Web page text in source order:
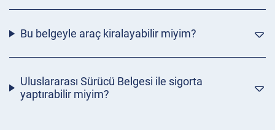
Bu belgeyle araç kiralayabilir miyim?
Uluslararası Sürücü Belgesi ile sigorta
yaptırabilir miyim?